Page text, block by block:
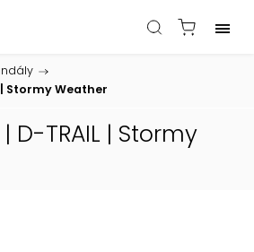
/
| Stormy Weather
| D-TRAIL | Stormy